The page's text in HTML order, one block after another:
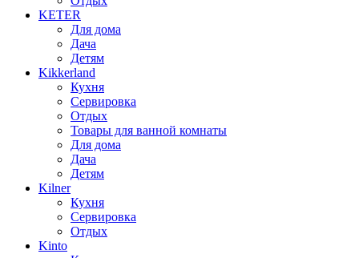
KETER
Для дома
Дача
Детям
Kikkerland
Кухня
Сервировка
Отдых
Товары для ванной комнаты
Для дома
Дача
Детям
Kilner
Кухня
Сервировка
Отдых
Kinto